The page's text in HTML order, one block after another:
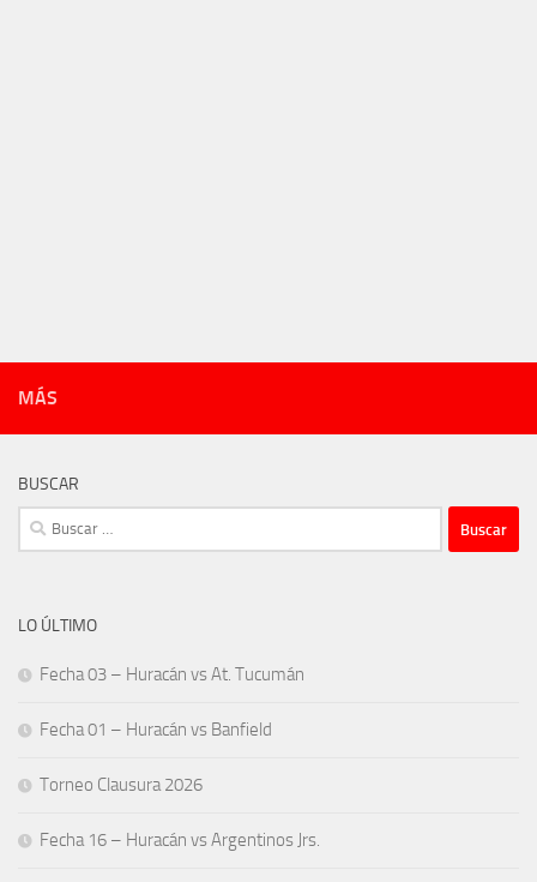
MÁS
BUSCAR
Buscar:
LO ÚLTIMO
Fecha 03 – Huracán vs At. Tucumán
Fecha 01 – Huracán vs Banfield
Torneo Clausura 2026
Fecha 16 – Huracán vs Argentinos Jrs.